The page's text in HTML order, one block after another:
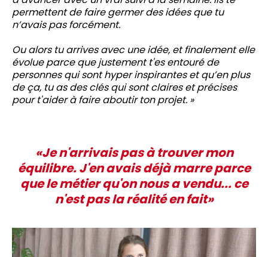
permettent de faire germer des idées que tu
n’avais pas forcément.
Ou alors tu arrives avec une idée, et finalement elle
évolue parce que justement t'es entouré de
personnes qui sont hyper inspirantes et qu’en plus
de ça, tu as des clés qui sont claires et précises
pour t'aider à faire aboutir ton projet. »
«Je n'arrivais pas à trouver mon
équilibre. J'en avais déjà marre parce
que le métier qu'on nous a vendu... ce
n'est pas la réalité en fait»